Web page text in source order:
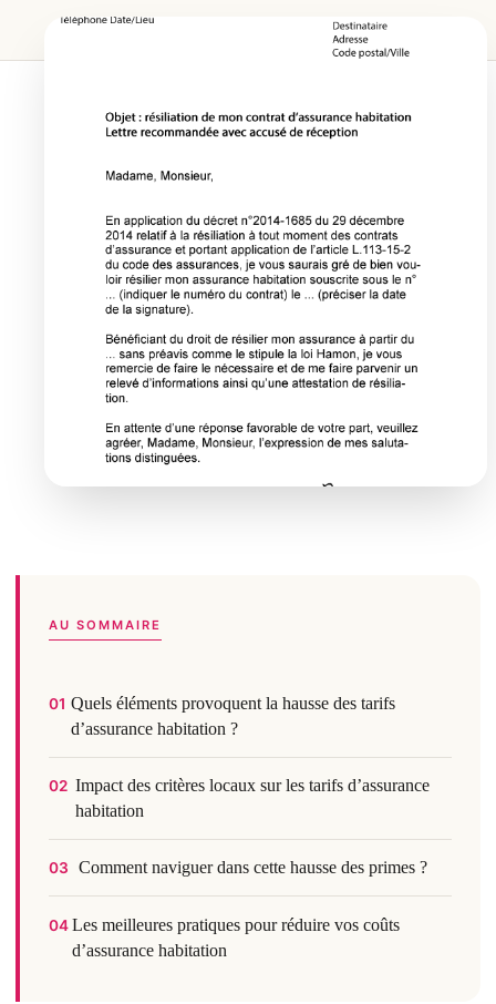
AU SOMMAIRE
01 Quels éléments provoquent la hausse des tarifs
d’assurance habitation ?
02 Impact des critères locaux sur les tarifs d’assurance
habitation
03 Comment naviguer dans cette hausse des primes ?
04 Les meilleures pratiques pour réduire vos coûts
d’assurance habitation